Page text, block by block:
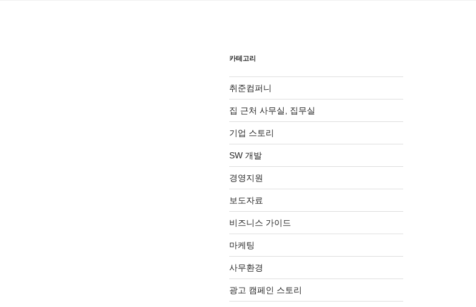
카테고리
취준컴퍼니
집 근처 사무실, 집무실
기업 스토리
SW 개발
경영지원
보도자료
비즈니스 가이드
마케팅
사무환경
광고 캠페인 스토리